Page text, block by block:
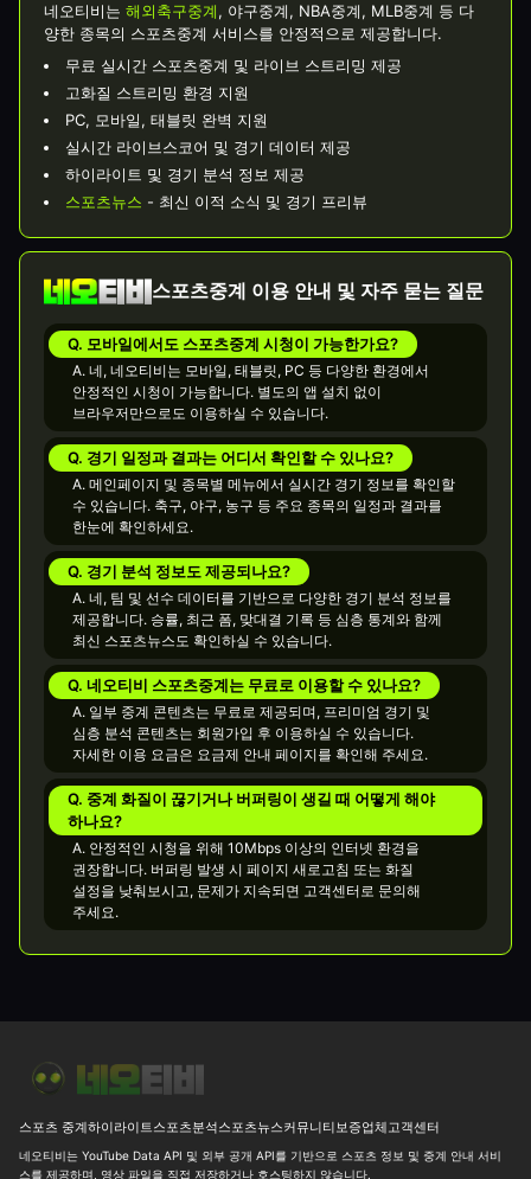
네오티비는 해외축구중계, 야구중계, NBA중계, MLB중계 등 다
양한 종목의 스포츠중계 서비스를 안정적으로 제공합니다.
무료 실시간 스포츠중계 및 라이브 스트리밍 제공
고화질 스트리밍 환경 지원
PC, 모바일, 태블릿 완벽 지원
실시간 라이브스코어 및 경기 데이터 제공
하이라이트 및 경기 분석 정보 제공
스포츠뉴스 - 최신 이적 소식 및 경기 프리뷰
스포츠중계 이용 안내 및 자주 묻는 질문
Q. 모바일에서도 스포츠중계 시청이 가능한가요?
A. 네, 네오티비는 모바일, 태블릿, PC 등 다양한 환경에서
안정적인 시청이 가능합니다. 별도의 앱 설치 없이
브라우저만으로도 이용하실 수 있습니다.
Q. 경기 일정과 결과는 어디서 확인할 수 있나요?
A. 메인페이지 및 종목별 메뉴에서 실시간 경기 정보를 확인할
수 있습니다. 축구, 야구, 농구 등 주요 종목의 일정과 결과를
한눈에 확인하세요.
Q. 경기 분석 정보도 제공되나요?
A. 네, 팀 및 선수 데이터를 기반으로 다양한 경기 분석 정보를
제공합니다. 승률, 최근 폼, 맞대결 기록 등 심층 통계와 함께
최신 스포츠뉴스도 확인하실 수 있습니다.
Q. 네오티비 스포츠중계는 무료로 이용할 수 있나요?
A. 일부 중계 콘텐츠는 무료로 제공되며, 프리미엄 경기 및
심층 분석 콘텐츠는 회원가입 후 이용하실 수 있습니다.
자세한 이용 요금은 요금제 안내 페이지를 확인해 주세요.
Q. 중계 화질이 끊기거나 버퍼링이 생길 때 어떻게 해야
하나요?
A. 안정적인 시청을 위해 10Mbps 이상의 인터넷 환경을
권장합니다. 버퍼링 발생 시 페이지 새로고침 또는 화질
설정을 낮춰보시고, 문제가 지속되면 고객센터로 문의해
주세요.
스포츠 중계하이라이트스포츠분석스포츠뉴스커뮤니티보증업체고객센터
네오티비는 YouTube Data API 및 외부 공개 API를 기반으로 스포츠 정보 및 중계 안내 서비
스를 제공하며, 영상 파일을 직접 저장하거나 호스팅하지 않습니다.